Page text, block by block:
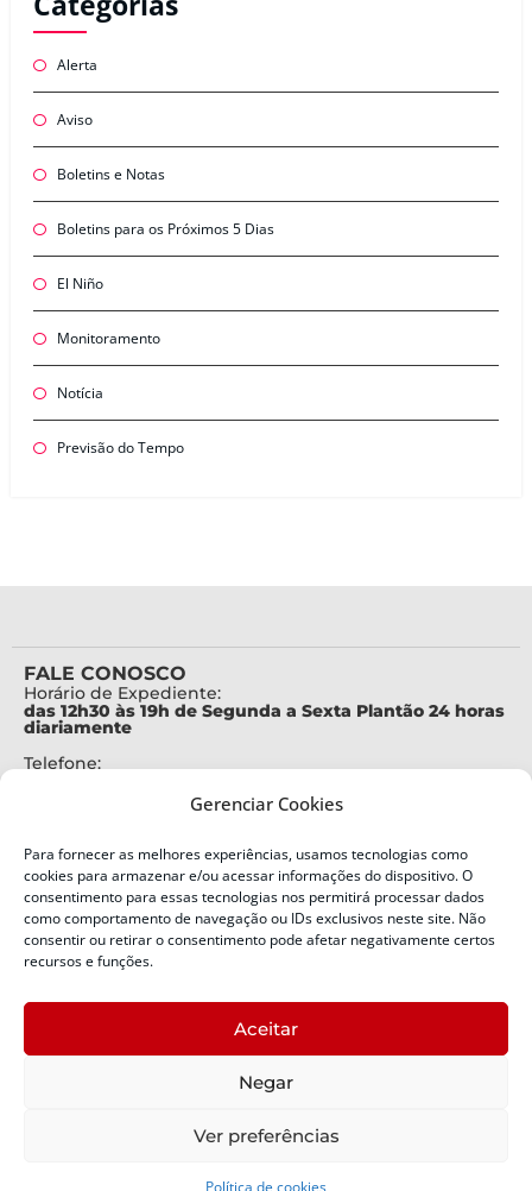
Gerenciar Cookies
Para fornecer as melhores experiências, usamos tecnologias como
cookies para armazenar e/ou acessar informações do dispositivo. O
consentimento para essas tecnologias nos permitirá processar dados
como comportamento de navegação ou IDs exclusivos neste site. Não
consentir ou retirar o consentimento pode afetar negativamente certos
recursos e funções.
Aceitar
Negar
Ver preferências
Política de cookies
Alerta
Aviso
Boletins e Notas
Boletins para os Próximos 5 Dias
El Niño
Monitoramento
Notícia
Previsão do Tempo
FALE CONOSCO
Horário de Expediente:
das 12h30 às 19h de Segunda a Sexta Plantão 24 horas
diariamente
Telefone:
Alertas Defesa Civil:
SMS 40199
ENDEREÇO
Defesa Civil do Estado de Santa Catarina
Bairro:
Capoeiras, Florianópolis, SC
Política de Privacidade